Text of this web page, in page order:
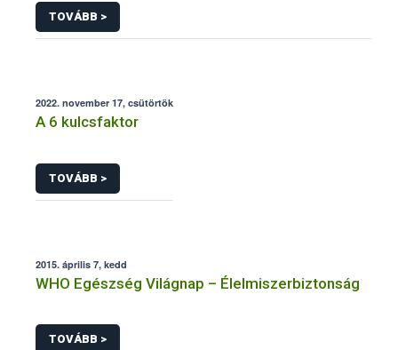
TOVÁBB >
2022. november 17, csütörtök
A 6 kulcsfaktor
TOVÁBB >
2015. április 7, kedd
WHO Egészség Világnap – Élelmiszerbiztonság
TOVÁBB >